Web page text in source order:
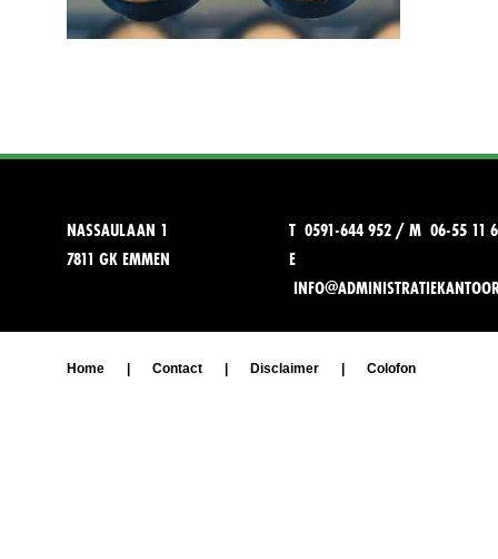
NASSAULAAN 1
7811 GK EMMEN
T 0591-644 952 / M 06-55 11
E
Home Contact Disclaimer Colofon